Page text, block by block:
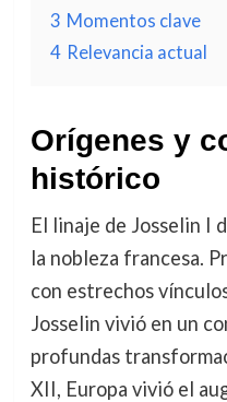
3 Momentos clave
4 Relevancia actual
Orígenes y
histórico
El linaje de Josselin I
la nobleza francesa.
con estrechos
Josselin vivió en un
profundas
XII, Europa vivió el